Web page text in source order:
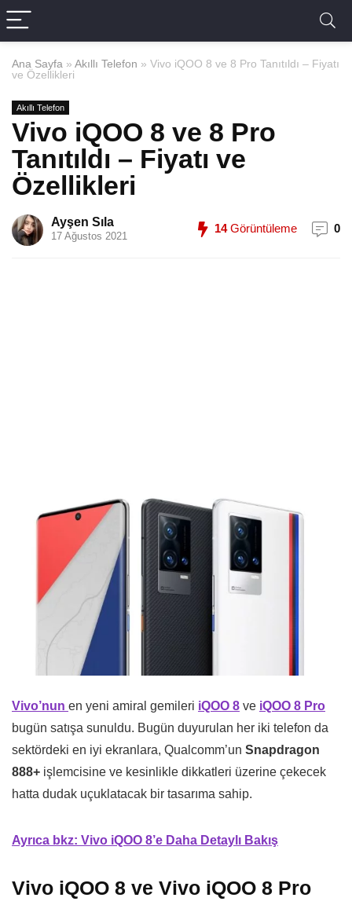
Ana Sayfa » Akıllı Telefon » Vivo iQOO 8 ve 8 Pro Tanıtıldı – Fiyatı
ve Özellikleri
Akıllı Telefon
Vivo iQOO 8 ve 8 Pro
Tanıtıldı – Fiyatı ve
Özellikleri
Ayşen Sıla
17 Ağustos 2021
14Görüntüleme 0
Vivo’nun en yeni amiral gemileri iQOO 8 ve iQOO 8 Pro
bugün satışa sunuldu. Bugün duyurulan her iki telefon da
sektördeki en iyi ekranlara, Qualcomm’un Snapdragon
888+ işlemcisine ve kesinlikle dikkatleri üzerine çekecek
hatta dudak uçuklatacak bir tasarıma sahip.
Ayrıca bkz: Vivo iQOO 8’e Daha Detaylı Bakış
Vivo iQOO 8 ve Vivo iQOO 8 Pro